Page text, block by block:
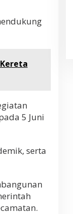
5 Juni
serta